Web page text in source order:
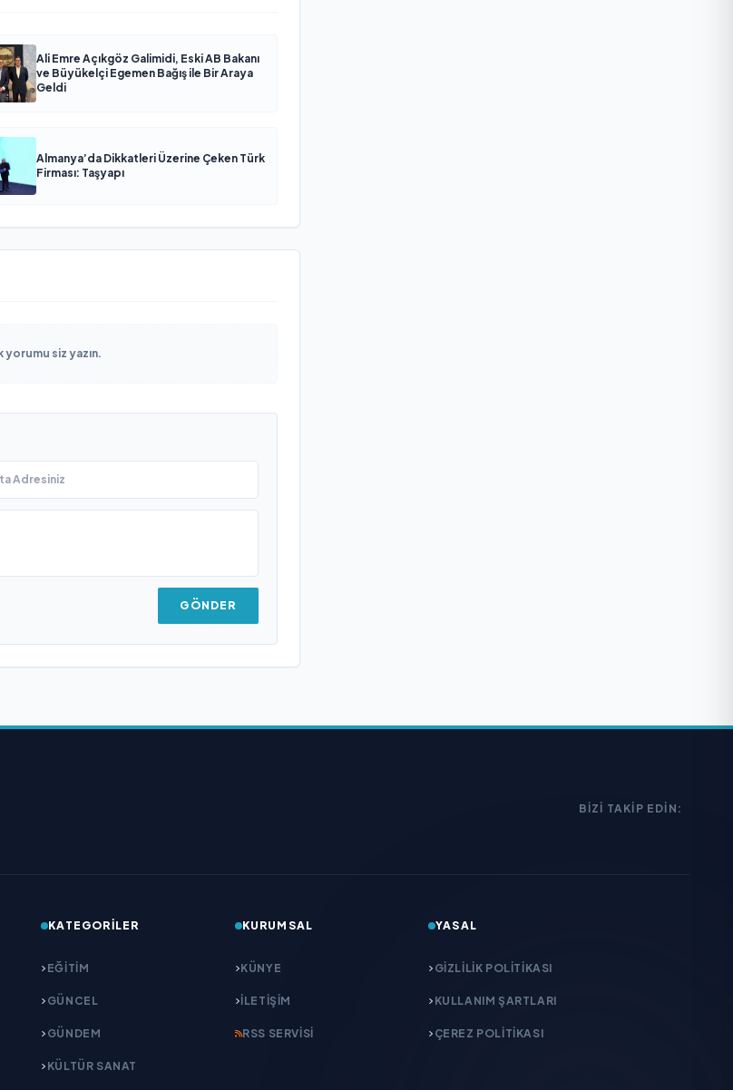
Ali Emre Açıkgöz Galimidi, Eski AB Bakanı
ve Büyükelçi Egemen Bağış ile Bir Araya
Geldi
Almanya’da Dikkatleri Üzerine Çeken Türk
Firması: Taşyapı
yorumu siz yazın.
GÖNDER
BIZI TAKIP EDIN:
KATEGORILER
EĞITIM
GÜNCEL
GÜNDEM
KÜLTÜR SANAT
KURUMSAL
KÜNYE
İLETIŞIM
RSS SERVISI
YASAL
GIZLILIK POLITIKASI
KULLANIM ŞARTLARI
ÇEREZ POLITIKASI